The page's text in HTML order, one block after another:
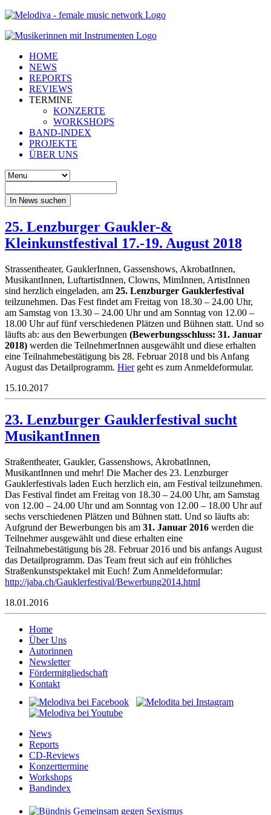
HOME
NEWS
REPORTS
REVIEWS
TERMINE
KONZERTE
WORKSHOPS
BAND-INDEX
PROJEKTE
ÜBER UNS
In News suchen
25. Lenzburger Gaukler-&
Kleinkunstfestival 17.-19. August 2018
Strassentheater, GauklerInnen, Gassenshows, AkrobatInnen,
MusikantInnen, LuftartistInnen, Clowns, MimInnen, ArtistInnen
sind herzlich eingeladen, am 25. Lenzburger Gauklerfestival
teilzunehmen. Das Fest findet am Freitag von 18.30 – 24.00 Uhr,
am Samstag von 13.30 – 24.00 Uhr und am Sonntag von 12.00 –
18.00 Uhr auf fünf verschiedenen Plätzen und Bühnen statt. Und so
läufts ab: aus den Bewerbungen (Bewerbungsschluss: 31. Januar
2018) werden die TeilnehmerInnen ausgewählt und diese erhalten
eine Teilnahmebestätigung bis 28. Februar 2018 und bis Anfang
August das Detailprogramm. Hiergeht es zum Anmeldeformular.
15.10.2017
23. Lenzburger Gauklerfestival sucht
MusikantInnen
Straßentheater, Gaukler, Gassenshows, AkrobatInnen,
MusikantInnen und mehr! Die Macher des 23. Lenzburger
Gauklerfestivals laden Euch herzlich ein, am Festival teilzunehmen.
Das Festival findet am Freitag von 18.30 – 24.00 Uhr, am Samstag
von 12.00 – 24.00 Uhr und am Sonntag von 12.00 – 18.00 Uhr auf
sechs verschiedenen Plätzen und Bühnen statt. Und so läufts ab:
Aufgrund der Bewerbungen bis am 31. Januar 2016 werden die
Teilnehmer ausgewählt und diese erhalten eine
Teilnahmebestätigung bis 28. Februar 2016 und bis anfangs August
das Detailprogramm. Das Team freut sich auf ein fröhliches
Straßenkunstspektakel mit Euch! Zum Anmeldeformular:
http://jaba.ch/Gauklerfestival/Bewerbung2014.html
18.01.2016
Home
Über Uns
Autorinnen
Newsletter
Fördermitgliedschaft
Kontakt
News
Reports
CD-Reviews
Konzerttermine
Workshops
Bandindex